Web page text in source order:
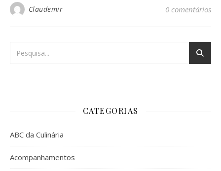
Claudemir 0 comentários
CATEGORIAS
ABC da Culinária
Acompanhamentos